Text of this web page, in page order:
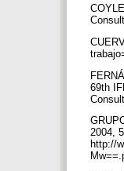
69th
2004,
http://